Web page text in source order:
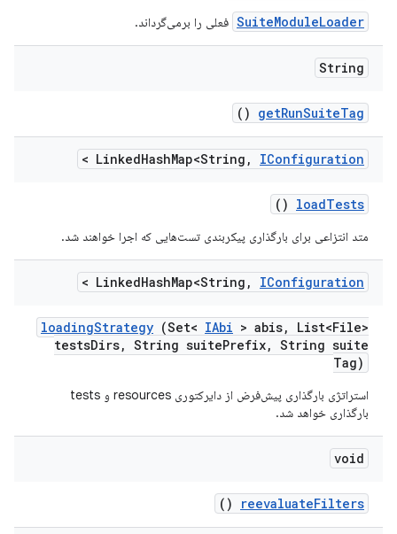
SuiteModuleLoader فعلی را برمی‌گرداند.
String
getRunSuiteTag
()
LinkedHashMap<String , IConfiguration
>
loadTests
()
متد انتزاعی برای بارگذاری پیکربندی تست‌هایی که اجرا خواهند شد.
LinkedHashMap<String , IConfiguration
>
loadingStrategy (Set< IAbi > abis,
List<File>
testsDirs, String suitePrefix, String suite
Tag)
استراتژی بارگذاری پیش‌فرض از دایرکتوری resources و tests
بارگذاری خواهد شد.
void
reevaluateFilters
()